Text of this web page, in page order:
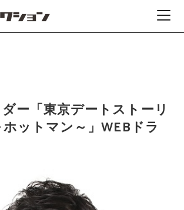
ー「東京デートストーリ
トマン～」WEBドラ